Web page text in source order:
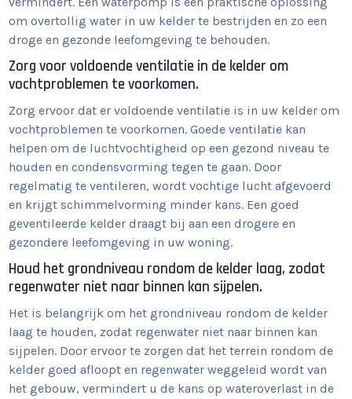
om overtollig water in uw kelder te bestrijden en zo een
droge en gezonde leefomgeving te behouden.
Zorg voor voldoende ventilatie in de kelder om
vochtproblemen te voorkomen.
Zorg ervoor dat er voldoende ventilatie is in uw kelder om
vochtproblemen te voorkomen. Goede ventilatie kan
helpen om de luchtvochtigheid op een gezond niveau te
houden en condensvorming tegen te gaan. Door
regelmatig te ventileren, wordt vochtige lucht afgevoerd
en krijgt schimmelvorming minder kans. Een goed
geventileerde kelder draagt bij aan een drogere en
gezondere leefomgeving in uw woning.
Houd het grondniveau rondom de kelder laag, zodat
regenwater niet naar binnen kan sijpelen.
Het is belangrijk om het grondniveau rondom de kelder
laag te houden, zodat regenwater niet naar binnen kan
sijpelen. Door ervoor te zorgen dat het terrein rondom de
kelder goed afloopt en regenwater weggeleid wordt van
het gebouw, vermindert u de kans op wateroverlast in de